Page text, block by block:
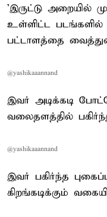
'இருட்டு அறையில்
உள்ளிட்ட படங்களில்
பட்டாளத்தை
@yashikaaannand
இவர் அடிக்கடி
வலைதளத்தில்
@yashikaaannand
இவர் பகிர்ந்த
கிறங்கடிக்கும்